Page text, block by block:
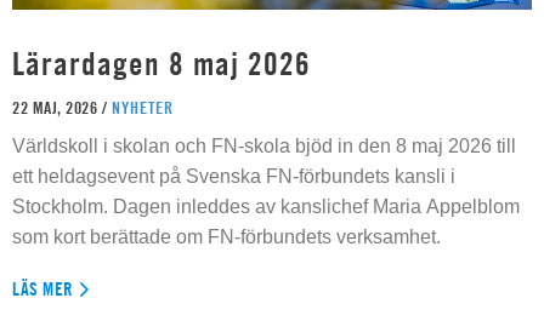
Lärardagen 8 maj 2026
22 MAJ, 2026 / NYHETER
Världskoll i skolan och FN-skola bjöd in den 8 maj 2026 till
ett heldagsevent på Svenska FN-förbundets kansli i
Stockholm. Dagen inleddes av kanslichef Maria Appelblom
som kort berättade om FN-förbundets verksamhet.
LÄS MER